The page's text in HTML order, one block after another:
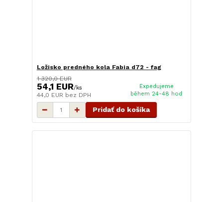
Ložisko predného kola Fabia d72 - fag
1 320,0 EUR
54,1 EUR/ks
44,0 EUR bez DPH
Expedujeme
během 24-48 hod
Pridať do košíka